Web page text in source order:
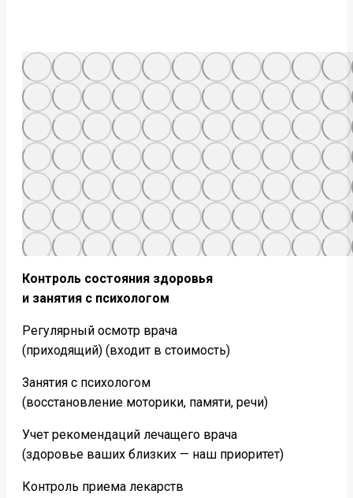
Контроль состояния здоровья
и занятия с психологом
Регулярный осмотр врача
(приходящий) (входит в стоимость)
Занятия с психологом
(восстановление моторики, памяти, речи)
Учет рекомендаций лечащего врача
(здоровье ваших близких — наш приоритет)
Контроль приема лекарств